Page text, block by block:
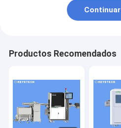
Continuar
Productos Recomendados